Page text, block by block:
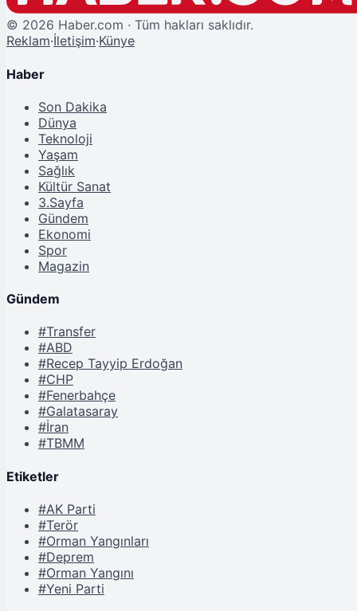
© 2026 Haber.com · Tüm hakları saklıdır.
Reklam·İletişim·Künye
Haber
Son Dakika
Dünya
Teknoloji
Yaşam
Sağlık
Kültür Sanat
3.Sayfa
Gündem
Ekonomi
Spor
Magazin
Gündem
#Transfer
#ABD
#Recep Tayyip Erdoğan
#CHP
#Fenerbahçe
#Galatasaray
#İran
#TBMM
Etiketler
#AK Parti
#Terör
#Orman Yangınları
#Deprem
#Orman Yangını
#Yeni Parti